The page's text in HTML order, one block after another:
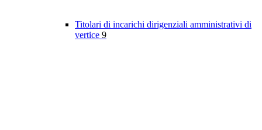
Titolari di incarichi dirigenziali amministrativi di
vertice 9